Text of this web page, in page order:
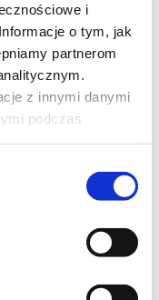
i
o tym, jak
partnerom
z innymi danymi
podczas
dla krów?
się w takim właśnie
młodych artystów,